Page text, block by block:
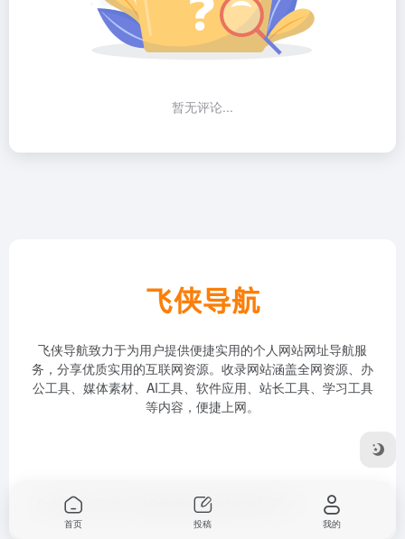
暂无评论...
飞侠导航致力于为用户提供便捷实用的个人网站网址导航服
务，分享优质实用的互联网资源。收录网站涵盖全网资源、办
公工具、媒体素材、AI工具、软件应用、站长工具、学习工具
等内容，便捷上网。
Copyright © 2026 冀ICP备2024065497号-4
首页 投稿 我的